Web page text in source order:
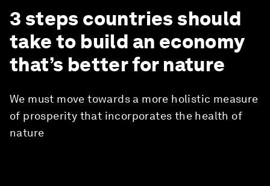
3 steps countries should
take to build an economy
that’s better for nature
We must move towards a more holistic measure
of prosperity that incorporates the health of
nature